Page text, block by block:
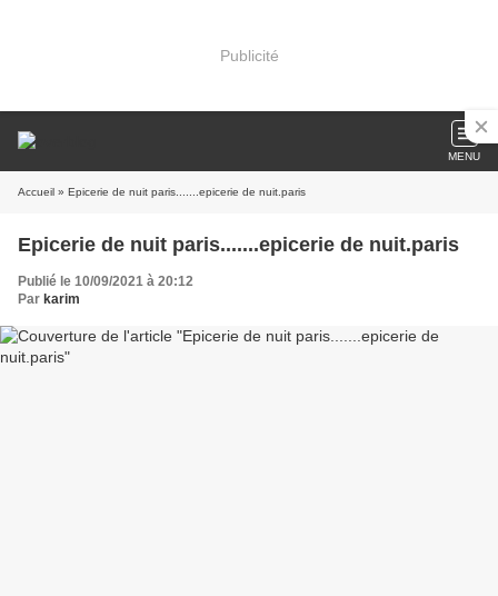
Publicité
MENU
Accueil » Epicerie de nuit paris.......epicerie de nuit.paris
Epicerie de nuit paris.......epicerie de nuit.paris
Publié le 10/09/2021 à 20:12
Par karim